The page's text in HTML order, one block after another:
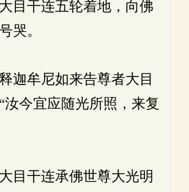
目干连五轮着地，向佛
哭。
迦牟尼如来告尊者大目
汝今宜应随光所照，来复
目干连承佛世尊大光明